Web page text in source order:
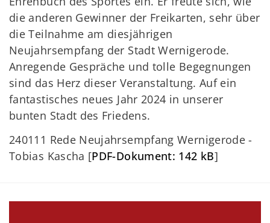
die anderen Gewinner der Freikarten, sehr über
die Teilnahme am diesjährigen
Neujahrsempfang der Stadt Wernigerode.
Anregende Gespräche und tolle Begegnungen
sind das Herz dieser Veranstaltung. Auf ein
fantastisches neues Jahr 2024 in unserer
bunten Stadt des Friedens.
240111 Rede Neujahrsempfang Wernigerode -
Tobias Kascha [PDF-Dokument: 142 kB]